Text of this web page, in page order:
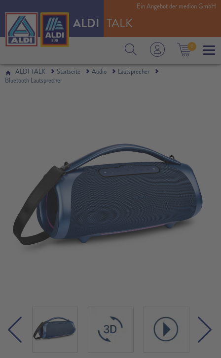
ALDI TALK
0
Ein Angebot der medion GmbH
ALDI TALK Startseite Audio
Lautsprecher
Bluetooth Lautsprecher